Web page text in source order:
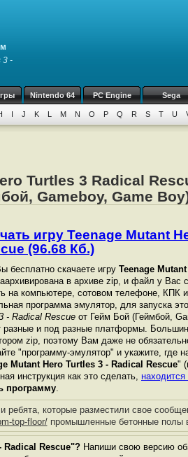
3 -
Nintendo 64 PC Engine Sega
I J K L M N O P Q R S T U
Turtles 3 Radical
Gameboy, Game
игру Teenage Mutant
(96.68 Кб.)
бесплатно скачаете игру Teenage
в архиве zip, и файл у Вас
на компьютере, сотовом телефоне, КПК
программа эмулятор, для запуска
- Radical Rescue от Гейм Бой (Геймбой,
и под разные платформы.
zip, поэтому Вам даже не
"программу-эмулятор" и укажите, где
Mutant Hero Turtles 3 - Radical Rescue"
инструкция как это сделать, находится
программу.
ребята, которые разместили свое
top-floor/промышленные бетонные полы
Radical Rescue"? Напиши свою версию